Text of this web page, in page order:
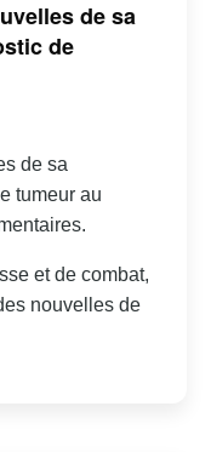
de sa
de
de sa
tumeur au
et de combat,
nouvelles de